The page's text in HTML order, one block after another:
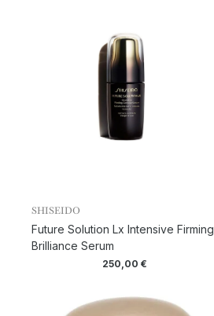
SHISEIDO
Future Solution Lx Intensive Firming
Brilliance Serum
250,00€